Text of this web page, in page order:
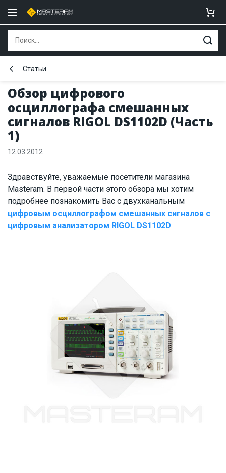
Обзор цифрового
осциллографа смешанных
сигналов RIGOL DS1102D (Часть
1)
Статьи
12.03.2012
Здравствуйте, уважаемые посетители магазина
Masteram. В первой части этого обзора мы хотим
подробнее познакомить Вас с двухканальным
цифровым осциллографом смешанных сигналов с
цифровым анализатором RIGOL DS1102D.